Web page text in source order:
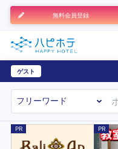
無料会員登録
ゲスト
PR PR